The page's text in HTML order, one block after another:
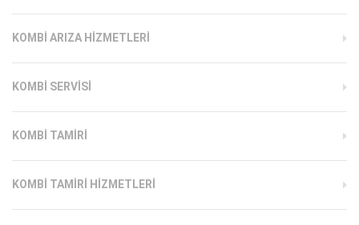
KOMBI ARIZA HIZMETLERI
KOMBI SERVISI
KOMBI TAMIRI
KOMBI TAMIRI HIZMETLERI